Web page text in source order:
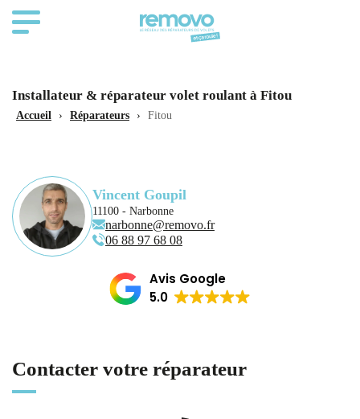
Installateur & réparateur volet roulant à Fitou
Accueil › Réparateurs › Fitou
Vincent Goupil
11100 - Narbonne
narbonne@removo.fr
06 88 97 68 08
Avis Google
5.0
Contacter votre réparateur